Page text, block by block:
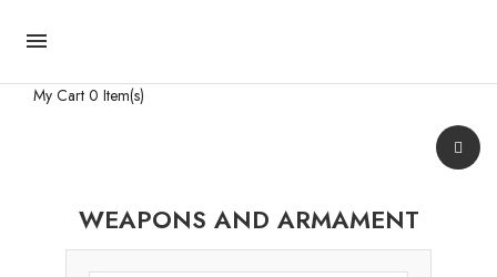

My Cart 0 Item(s)
WEAPONS AND ARMAMENT